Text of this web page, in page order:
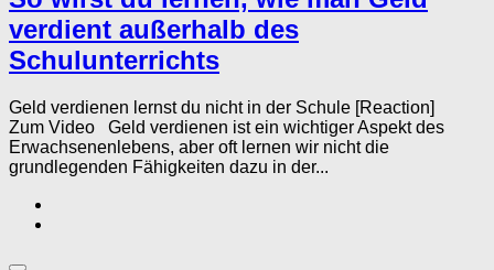
verdient außerhalb des
Schulunterrichts
Geld verdienen lernst du nicht in der Schule [Reaction]
Zum Video Geld verdienen ist ein wichtiger Aspekt des
Erwachsenenlebens, aber oft lernen wir nicht die
grundlegenden Fähigkeiten dazu in der...